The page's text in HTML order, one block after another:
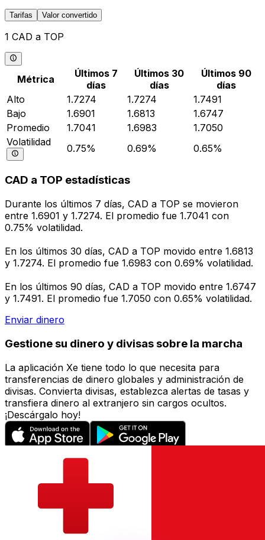
Tarifas Valor convertido
1 CAD a TOP
Métrica
Últimos 7
días
Últimos 30
días
Últimos 90
días
Alto
1.7274 1.7274
1.7491
Bajo
1.6901 1.6813
1.6747
Promedio
1.7041 1.6983
1.7050
Volatilidad
0.75% 0.69% 0.65%
CAD a TOP estadísticas
Durante los últimos 7 días, CAD a TOP se movieron
entre 1.6901 y 1.7274. El promedio fue 1.7041 con
0.75% volatilidad.
En los últimos 30 días, CAD a TOP movido entre 1.6813
y 1.7274. El promedio fue 1.6983 con 0.69% volatilidad.
En los últimos 90 días, CAD a TOP movido entre 1.6747
y 1.7491. El promedio fue 1.7050 con 0.65% volatilidad.
Enviar dinero
Gestione su dinero y divisas sobre la marcha
La aplicación Xe tiene todo lo que necesita para
transferencias de dinero globales y administración de
divisas. Convierta divisas, establezca alertas de tasas y
transfiera dinero al extranjero sin cargos ocultos.
¡Descárgalo hoy!